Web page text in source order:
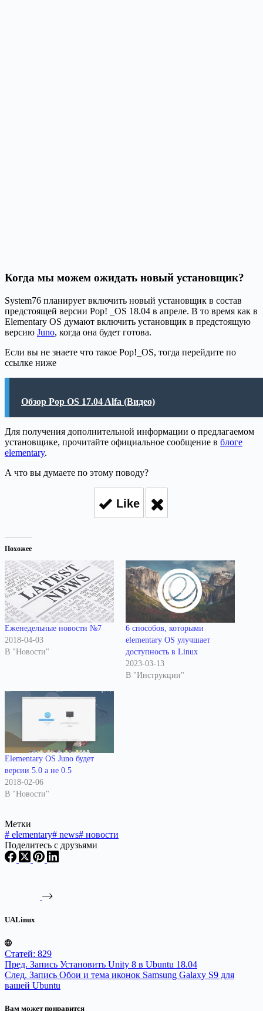
Когда мы можем ожидать новый установщик?
System76 планирует включить новый установщик в состав
предстоящей версии Pop! _OS 18.04 в апреле. В то время как в
Elementary OS думают включить установщик в предстоящую
версию Juno, когда она будет готова.
Если вы не знаете что такое Pop!_OS, тогда перейдите по
ссылке ниже
Обзор Pop OS 17.04 Alfa (Видео)
Для получения дополнительной информации о предлагаемом
установщике, прочитайте официальное сообщение в блоге
elementary.
А что вы думаете по этому поводу?
Like
Похожее
Еженедельные новости №7
2018-04-03
В "Новости"
6 способов, которыми
elementary OS улучшает
доступность в Linux
2023-03-13
В "Инструкции"
Elementary OS Juno будет
версии 5.0 а не 0.5
2018-02-06
В "Новости"
Метки
# elementary# news# новости
Поделитесь с друзьями
UALinux
Статей: 829
Пред. Запись Установить Unity 8 в Ubuntu 18.04
След. Запись Обои и тема иконок Samsung Galaxy S9 для
вашей Ubuntu
Вам может понравится